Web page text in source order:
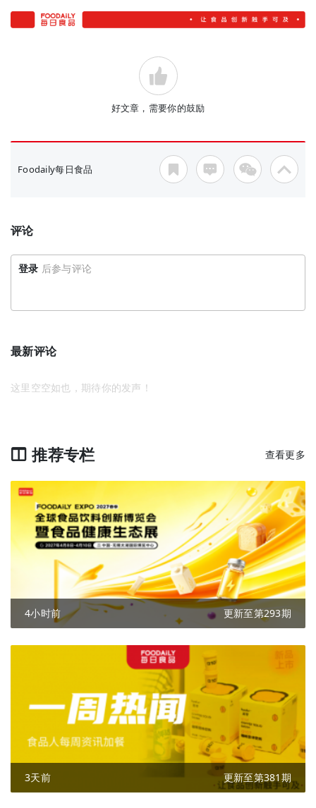
好文章，需要你的鼓励
Foodaily每日食品
评论
登录 后参与评论
最新评论
这里空空如也，期待你的发声！
推荐专栏 查看更多
4小时前 更新至第293期
3天前 更新至第381期